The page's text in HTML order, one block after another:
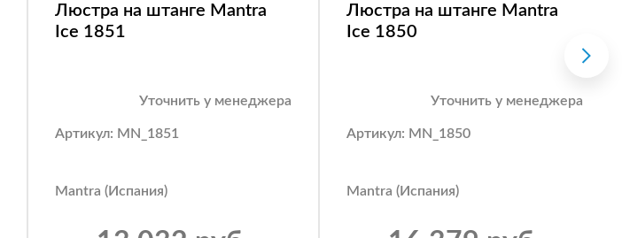
Люстра на штанге Mantra
Ice 1851
Уточнить у менеджера
Артикул: MN_1851
Mantra (Испания)
Люстра на штанге Mantra
Ice 1850
Уточнить у менеджера
Артикул: MN_1850
Mantra (Испания)